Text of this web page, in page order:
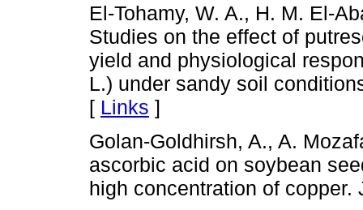
El-Tohamy, W. A., H. M. El-
Studies on the effect of
yield and physiological
L.) under sandy soil
[ Links ]
Golan-Goldhirsh, A., A.
ascorbic acid on soybean
high concentration of